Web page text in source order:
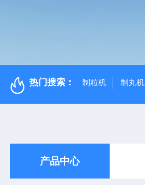
热门搜索： 制粒机 制丸机
产品中心